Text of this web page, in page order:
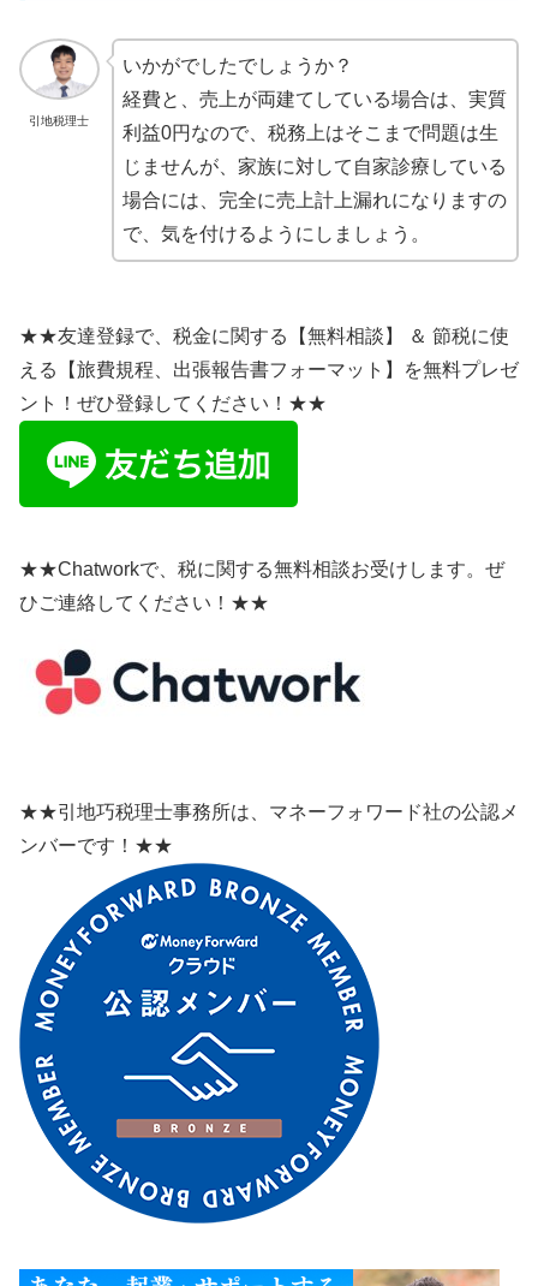
引地税理士
いかがでしたでしょうか？
経費と、売上が両建てしている場合は、実質
利益0円なので、税務上はそこまで問題は生
じませんが、家族に対して自家診療している
場合には、完全に売上計上漏れになりますの
で、気を付けるようにしましょう。
★★友達登録で、税金に関する【無料相談】 ＆ 節税に使
える【旅費規程、出張報告書フォーマット】を無料プレゼ
ント！ぜひ登録してください！★★
★★Chatworkで、税に関する無料相談お受けします。ぜ
ひご連絡してください！★★
★★引地巧税理士事務所は、マネーフォワード社の公認メ
ンバーです！★★